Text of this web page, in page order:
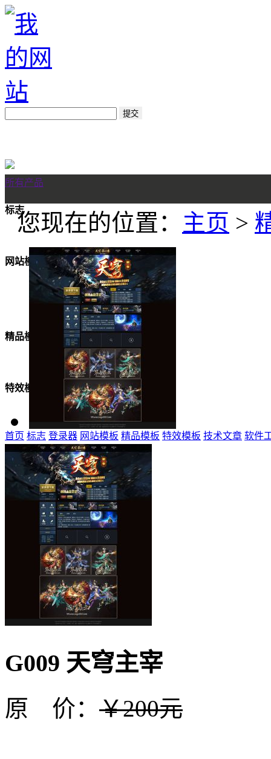
所有产品
标志
网站模板
美女模板
精品模板
特效模板
首页 标志 登录器 网站模板 精品模板 特效模板 技术文章 软件
您现在的位置： 主页 >
G009 天穹主宰
原 价： ￥200元